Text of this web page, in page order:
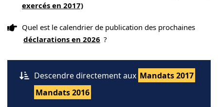
exercés en 2017)
Quel est le calendrier de publication des prochaines
déclarations en 2026 ?
Descendre directement aux Mandats 2017
Mandats 2016